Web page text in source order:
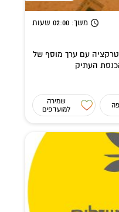
משך: 02:00 שעות
עם ערך מוסף של
העתיק
שמירה
למועדפים